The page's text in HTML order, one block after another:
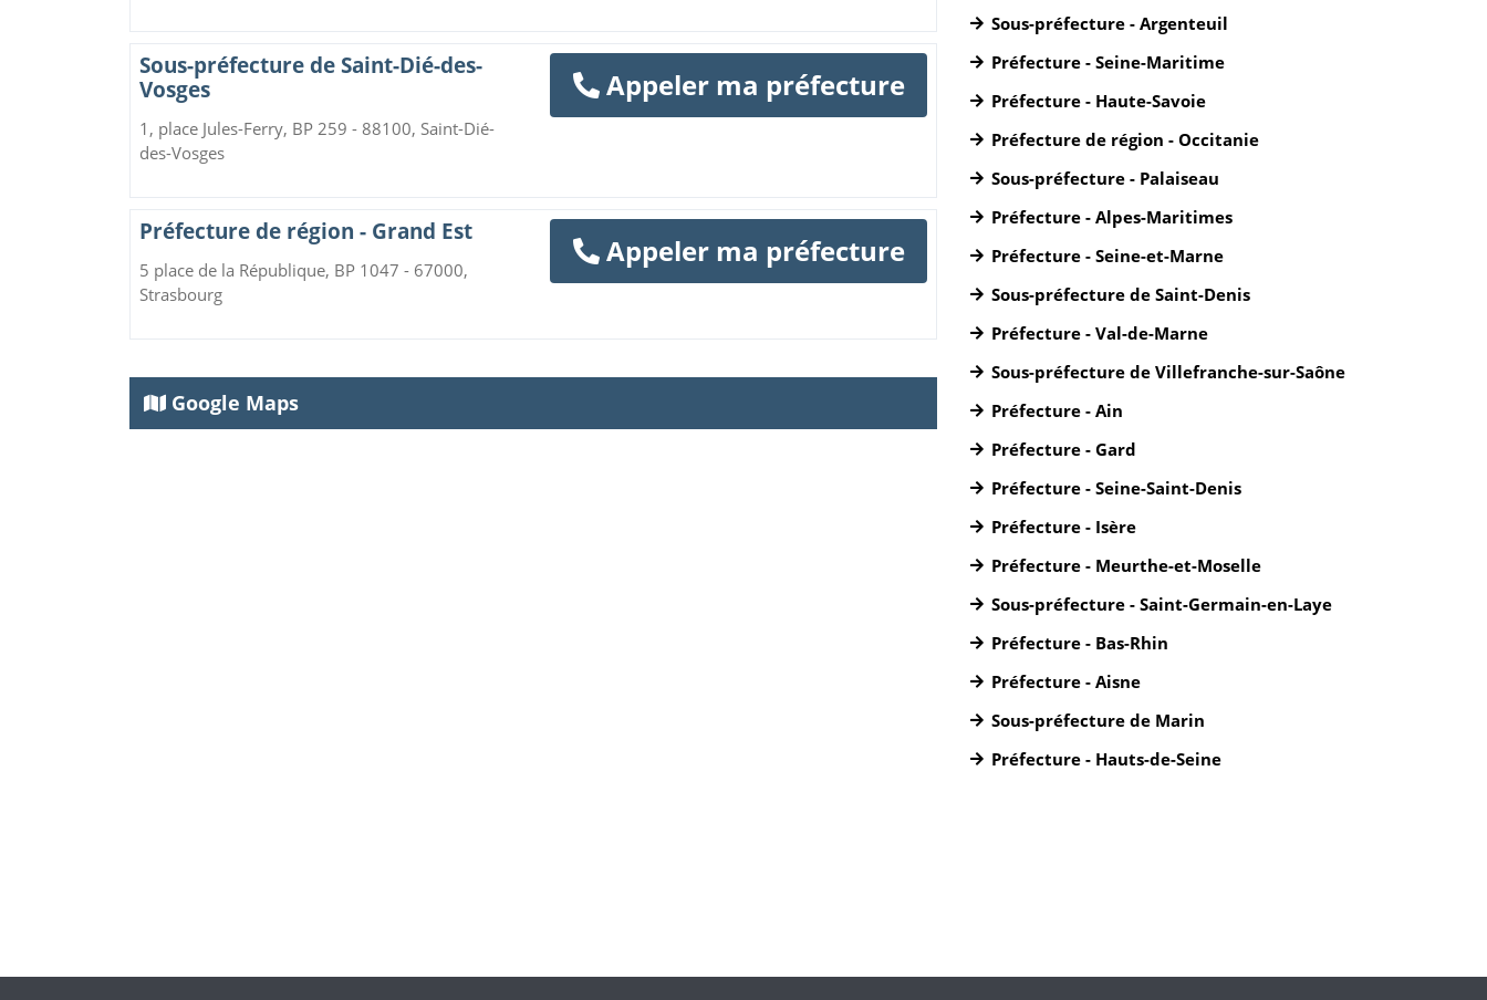
Sous-préfecture de Saint-Dié-des-
Vosges
1, place Jules-Ferry, BP 259 - 88100, Saint-Dié-
des-Vosges
Appeler ma préfecture
Préfecture de région - Grand Est
5 place de la République, BP 1047 - 67000,
Strasbourg
Appeler ma préfecture
Google Maps
Sous-préfecture - Argenteuil
Préfecture - Seine-Maritime
Préfecture - Haute-Savoie
Préfecture de région - Occitanie
Sous-préfecture - Palaiseau
Préfecture - Alpes-Maritimes
Préfecture - Seine-et-Marne
Sous-préfecture de Saint-Denis
Préfecture - Val-de-Marne
Sous-préfecture de Villefranche-sur-Saône
Préfecture - Ain
Préfecture - Gard
Préfecture - Seine-Saint-Denis
Préfecture - Isère
Préfecture - Meurthe-et-Moselle
Sous-préfecture - Saint-Germain-en-Laye
Préfecture - Bas-Rhin
Préfecture - Aisne
Sous-préfecture de Marin
Préfecture - Hauts-de-Seine